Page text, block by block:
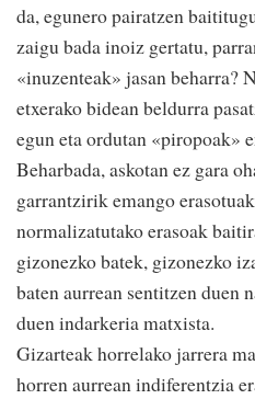
da, egunero pairatzen
zaigu bada inoiz gertatu,
«inuzenteak» jasan beharra?
etxerako bidean beldurra
egun eta ordutan «piropoak»
Beharbada, askotan ez gara
garrantzirik emango
normalizatutako erasoak
gizonezko batek, gizonezko
baten aurrean sentitzen duen
duen indarkeria matxista.
Gizarteak horrelako jarrera
horren aurrean indiferentzia